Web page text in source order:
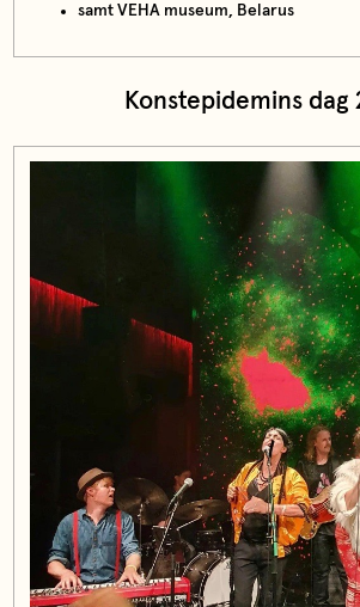
samt VEHA museum, Belarus
Konstepidemins dag